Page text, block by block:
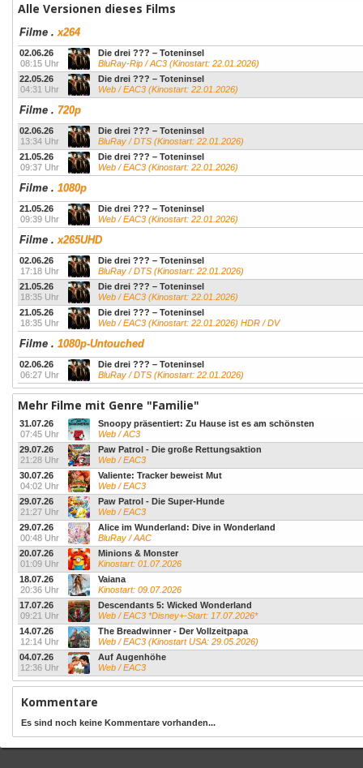
Alle Versionen dieses Films
Filme .x264
02.06.26
08:15 Uhr
Die drei ??? – Toteninsel
BluRay-Rip / AC3 (Kinostart: 22.01.2026)
22.05.26
04:31 Uhr
Die drei ??? – Toteninsel
Web / EAC3 (Kinostart: 22.01.2026)
Filme . 720p
02.06.26
13:34 Uhr
Die drei ??? – Toteninsel
BluRay / DTS (Kinostart: 22.01.2026)
21.05.26
09:37 Uhr
Die drei ??? – Toteninsel
Web / EAC3 (Kinostart: 22.01.2026)
Filme . 1080p
21.05.26
09:39 Uhr
Die drei ??? – Toteninsel
Web / EAC3 (Kinostart: 22.01.2026)
Filme .x265UHD
02.06.26
17:18 Uhr
Die drei ??? – Toteninsel
BluRay / DTS (Kinostart: 22.01.2026)
21.05.26
18:35 Uhr
Die drei ??? – Toteninsel
Web / EAC3 (Kinostart: 22.01.2026)
21.05.26
18:35 Uhr
Die drei ??? – Toteninsel
Web / EAC3 (Kinostart: 22.01.2026) HDR / DV
Filme . 1080p-Untouched
02.06.26
06:27 Uhr
Die drei ??? – Toteninsel
BluRay / DTS (Kinostart: 22.01.2026)
Mehr Filme mit Genre "Familie"
31.07.26
07:45 Uhr
Snoopy präsentiert: Zu Hause ist es am schönsten
Web / AC3
29.07.26
21:28 Uhr
Paw Patrol - Die große Rettungsaktion
Web / EAC3
30.07.26
04:02 Uhr
Valiente: Tracker beweist Mut
Web / EAC3
29.07.26
21:27 Uhr
Paw Patrol - Die Super-Hunde
Web / EAC3
29.07.26
00:48 Uhr
Alice im Wunderland: Dive in Wonderland
BluRay / AAC
20.07.26
01:09 Uhr
Minions & Monster
Kinostart: 01.07.2026
18.07.26
20:36 Uhr
Vaiana
Kinostart: 09.07.2026
17.07.26
09:21 Uhr
Descendants 5: Wicked Wonderland
Web / EAC3 *Disney+-Start: 17.07.2026*
14.07.26
12:14 Uhr
The Breadwinner - Der Vollzeitpapa
Web / EAC3 (Kinostart USA: 29.05.2026)
04.07.26
12:36 Uhr
Auf Augenhöhe
Web / EAC3
Kommentare
Es sind noch keine Kommentare vorhanden...